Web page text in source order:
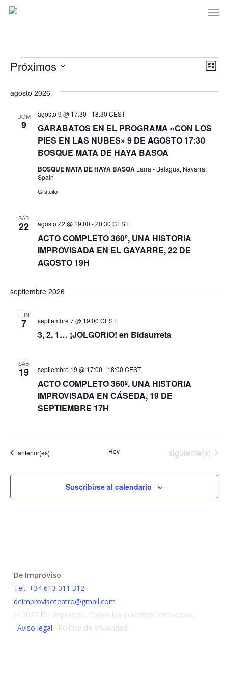
Skip
Eventos
de
Lista
Próximos
fecha.
agosto 2026
DOM
9
GARABATOS EN EL PROGRAMA «CON LOS
PIES EN LAS NUBES» 9 DE AGOSTO 17:30
BOSQUE MATA DE HAYA BASOA
agosto 9 @ 17:30 - 18:30 CEST
BOSQUE MATA DE HAYA BASOA Larra - Belagua, Navarra,
Spain
Gratuito
SÁB
22
ACTO COMPLETO 360º, UNA HISTORIA
IMPROVISADA EN EL GAYARRE, 22 DE
AGOSTO 19H
agosto 22 @ 19:00 -20:30 CEST
septiembre 2026
LUN
7
3, 2, 1… ¡JOLGORIO! en Bidaurreta
septiembre 7 @ 19:00 CEST
SÁB
19
ACTO COMPLETO 360º, UNA HISTORIA
IMPROVISADA EN CÁSEDA, 19 DE
SEPTIEMBRE 17H
septiembre 19 @ 17:00 - 18:00 CEST
Eventos
anterior(es) Hoy Eventos
siguiente(s)
Suscribirse al calendario
De ImproViso
Tel.: +34 613 011 312
deimprovisoteatro@gmail.com
© 2022 De Improviso. Todos los derechos reservados.
· Aviso legal · Política de privacidad ·